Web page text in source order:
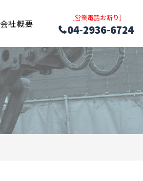
会社概要 ［営業電話お断り］
04-2936-6724